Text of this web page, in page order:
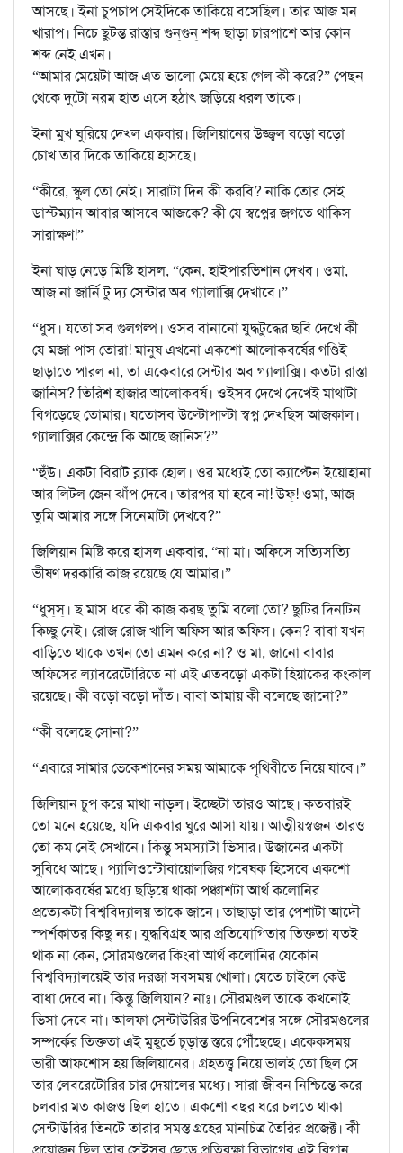
আসছে। ইনা চুপচাপ সেইদিকে তাকিয়ে বসেছিল। তার আজ মন
খারাপ। নিচে ছুটন্ত রাস্তার গুন্‌গুন্ শব্দ ছাড়া চারপাশে আর কোন
শব্দ নেই এখন।
“আমার মেয়েটা আজ এত ভালো মেয়ে হয়ে গেল কী করে?” পেছন
থেকে দুটো নরম হাত এসে হঠাৎ জড়িয়ে ধরল তাকে।
ইনা মুখ ঘুরিয়ে দেখল একবার। জিলিয়ানের উজ্জ্বল বড়ো বড়ো
চোখ তার দিকে তাকিয়ে হাসছে।
“কীরে, স্কুল তো নেই। সারাটা দিন কী করবি? নাকি তোর সেই
ডাস্টম্যান আবার আসবে আজকে? কী যে স্বপ্নের জগতে থাকিস
সারাক্ষণ!”
ইনা ঘাড় নেড়ে মিষ্টি হাসল, “কেন, হাইপারভিশান দেখব। ওমা,
আজ না জার্নি টু দ্য সেন্টার অব গ্যালাক্সি দেখাবে।”
“ধুস। যতো সব গুলগল্প। ওসব বানানো যুদ্ধটুদ্ধের ছবি দেখে কী
যে মজা পাস তোরা! মানুষ এখনো একশো আলোকবর্ষের গণ্ডিই
ছাড়াতে পারল না, তা একেবারে সেন্টার অব গ্যালাক্সি। কতটা রাস্তা
জানিস? তিরিশ হাজার আলোকবর্ষ। ওইসব দেখে দেখেই মাথাটা
বিগড়েছে তোমার। যতোসব উল্টোপাল্টা স্বপ্ন দেখছিস আজকাল।
গ্যালাক্সির কেন্দ্রে কি আছে জানিস?”
“হুঁউ। একটা বিরাট ব্ল্যাক হোল। ওর মধ্যেই তো ক্যাপ্টেন ইয়োহানা
আর লিটল জেন ঝাঁপ দেবে। তারপর যা হবে না! উফ্‌! ওমা, আজ
তুমি আমার সঙ্গে সিনেমাটা দেখবে?”
জিলিয়ান মিষ্টি করে হাসল একবার, “না মা। অফিসে সত্যিসত্যি
ভীষণ দরকারি কাজ রয়েছে যে আমার।”
“ধুস্‌স্‌। ছ মাস ধরে কী কাজ করছ তুমি বলো তো? ছুটির দিনটিন
কিচ্ছু নেই। রোজ রোজ খালি অফিস আর অফিস। কেন? বাবা যখন
বাড়িতে থাকে তখন তো এমন করে না? ও মা, জানো বাবার
অফিসের ল্যাবরেটোরিতে না এই এতবড়ো একটা হিয়াকের কংকাল
রয়েছে। কী বড়ো বড়ো দাঁত। বাবা আমায় কী বলেছে জানো?”
“কী বলেছে সোনা?”
“এবারে সামার ভেকেশানের সময় আমাকে পৃথিবীতে নিয়ে যাবে।”
জিলিয়ান চুপ করে মাথা নাড়ল। ইচ্ছেটা তারও আছে। কতবারই
তো মনে হয়েছে, যদি একবার ঘুরে আসা যায়। আত্মীয়স্বজন তারও
তো কম নেই সেখানে। কিন্তু সমস্যাটা ভিসার। উজানের একটা
সুবিধে আছে। প্যালিওন্টোবায়োলজির গবেষক হিসেবে একশো
আলোকবর্ষের মধ্যে ছড়িয়ে থাকা পঞ্চাশটা আর্থ কলোনির
প্রত্যেকটা বিশ্ববিদ্যালয় তাকে জানে। তাছাড়া তার পেশাটা আদৌ
স্পর্শকাতর কিছু নয়। যুদ্ধবিগ্রহ আর প্রতিযোগিতার তিক্ততা যতই
থাক না কেন, সৌরমণ্ডলের কিংবা আর্থ কলোনির যেকোন
বিশ্ববিদ্যালয়েই তার দরজা সবসময় খোলা। যেতে চাইলে কেউ
বাধা দেবে না। কিন্তু জিলিয়ান? নাঃ। সৌরমণ্ডল তাকে কখনোই
ভিসা দেবে না। আলফা সেন্টাউরির উপনিবেশের সঙ্গে সৌরমণ্ডলের
সম্পর্কের তিক্ততা এই মুহূর্তে চূড়ান্ত স্তরে পৌঁছেছে। একেকসময়
ভারী আফশোস হয় জিলিয়ানের। গ্রহতত্ত্ব নিয়ে ভালই তো ছিল সে
তার লেবরেটোরির চার দেয়ালের মধ্যে। সারা জীবন নিশ্চিন্তে করে
চলবার মত কাজও ছিল হাতে। একশো বছর ধরে চলতে থাকা
সেন্টাউরির তিনটে তারার সমস্ত গ্রহের মানচিত্র তৈরির প্রজেক্ট। কী